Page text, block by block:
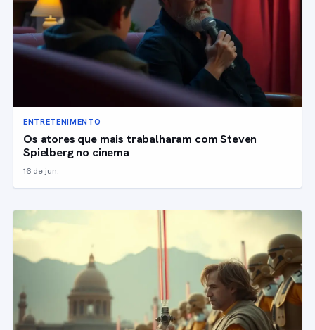
ENTRETENIMENTO
Os atores que mais trabalharam com Steven
Spielberg no cinema
16 de jun.